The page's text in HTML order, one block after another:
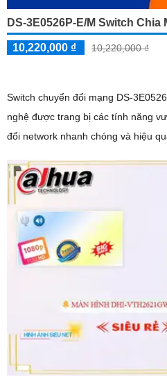
DS-3E0526P-E/M Switch Chia
10,220,000 ₫ 10,220,000 ₫
Switch chuyển đổi mạng DS-
nghệ được trang bị các tính năng vượt trội. Với khả
đổi network nhanh chóng và hiệu